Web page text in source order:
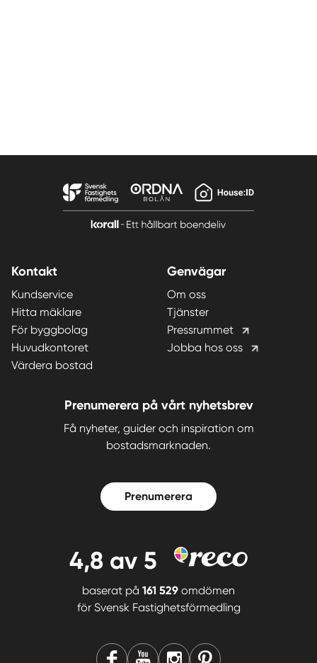
Kontakt
Kundservice
Hitta mäklare
För byggbolag
Huvudkontoret
Värdera bostad
Genvägar
Om oss
Tjänster
Pressrummet
Jobba hos oss
Prenumerera på vårt nyhetsbrev
Få nyheter, guider och inspiration om
bostadsmarknaden.
Prenumerera
4,8 av 5
baserat på 161 529 omdömen
för Svensk Fastighetsförmedling